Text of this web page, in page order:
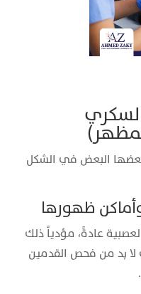
بعضها البعض في الشكل
ظهورها
عادةً، مؤدياً ذلك
لا بد من فحص القدمين